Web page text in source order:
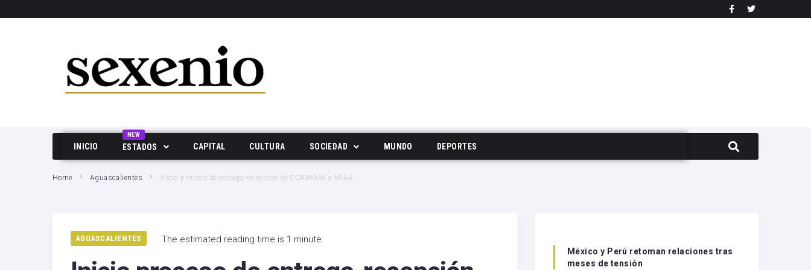
INICIO ESTADOS
NEW
Edo Mex
Hidalgo
CAPITAL CULTURA SOCIEDAD MUNDO DEPORTES
Home Aguascalientes Inicia proceso de entrega-recepción de CCAPAMA a MIAA.
AGUASCALIENTES The estimated reading time is 1 minute
México y Perú retoman relaciones tras
meses de tensión
SEARCH THIS WEBSITE